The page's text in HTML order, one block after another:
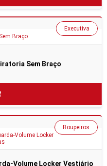
Sem Braço
Executiva
Volume Locker Vestiário
Roupeiros